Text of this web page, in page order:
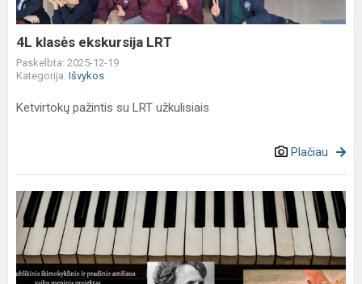
4L klasės ekskursija LRT
Paskelbta: 2025-12-19
Kategorija: Išvykos
Ketvirtokų pažintis su LRT užkulisiais
Plačiau
Bendradarbiavimo
projektas
skirtas
Mikalojaus
Konstantino